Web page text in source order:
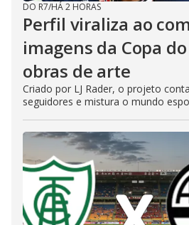
DO R7/HÁ 2 HORAS
Perfil viraliza ao
imagens da Copa
obras de arte
Criado por LJ Rader, o projeto
seguidores e mistura o mundo